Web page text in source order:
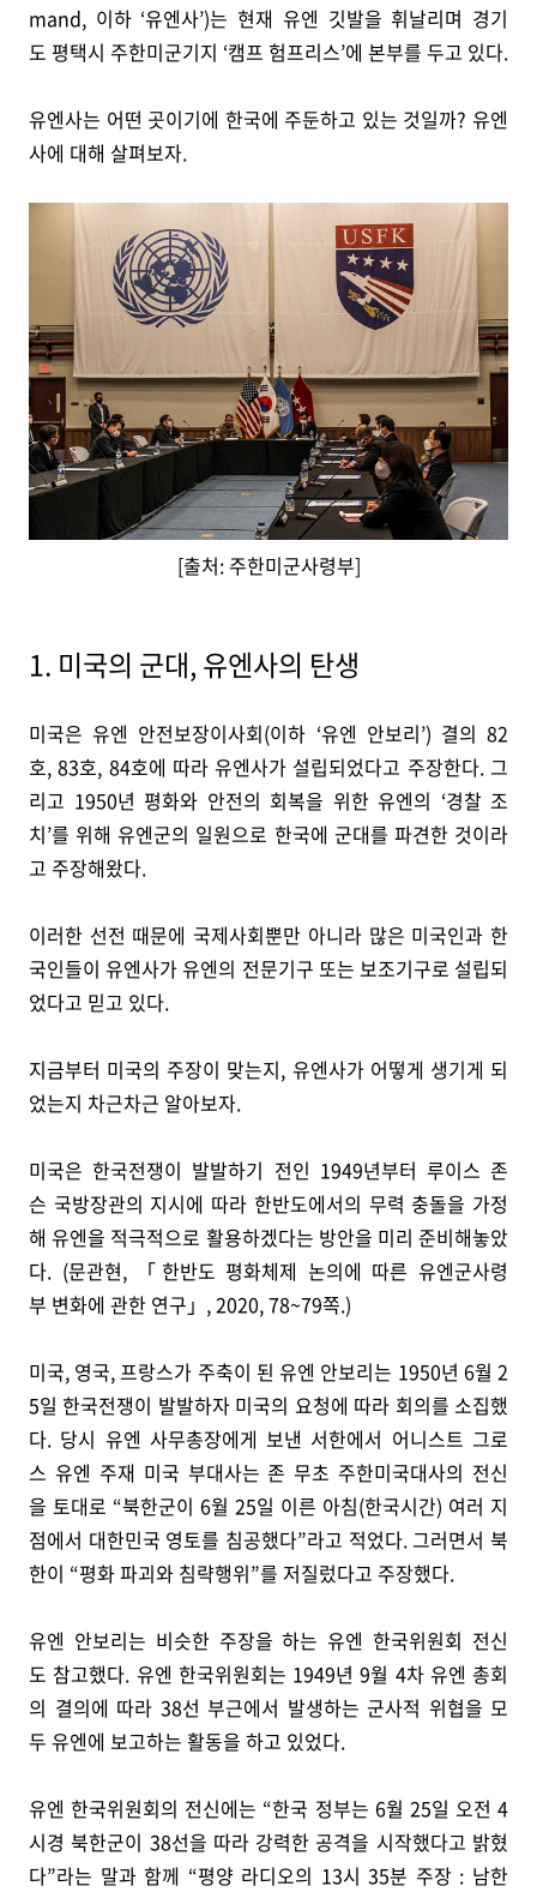
mand, 이하 ‘유엔사’)는 현재 유엔 깃발을 휘날리며 경기
도 평택시 주한미군기지 ‘캠프 험프리스’에 본부를 두고 있다.
유엔사는 어떤 곳이기에 한국에 주둔하고 있는 것일까? 유엔
사에 대해 살펴보자.
[출처: 주한미군사령부]
1. 미국의 군대, 유엔사의 탄생
미국은 유엔 안전보장이사회(이하 ‘유엔 안보리’) 결의 82
호, 83호, 84호에 따라 유엔사가 설립되었다고 주장한다. 그
리고 1950년 평화와 안전의 회복을 위한 유엔의 ‘경찰 조
치’를 위해 유엔군의 일원으로 한국에 군대를 파견한 것이라
고 주장해왔다.
이러한 선전 때문에 국제사회뿐만 아니라 많은 미국인과 한
국인들이 유엔사가 유엔의 전문기구 또는 보조기구로 설립되
었다고 믿고 있다.
지금부터 미국의 주장이 맞는지, 유엔사가 어떻게 생기게 되
었는지 차근차근 알아보자.
미국은 한국전쟁이 발발하기 전인 1949년부터 루이스 존
슨 국방장관의 지시에 따라 한반도에서의 무력 충돌을 가정
해 유엔을 적극적으로 활용하겠다는 방안을 미리 준비해놓았
다. (문관현, 「한반도 평화체제 논의에 따른 유엔군사령
부 변화에 관한 연구」, 2020, 78~79쪽.)
미국, 영국, 프랑스가 주축이 된 유엔 안보리는 1950년 6월 2
5일 한국전쟁이 발발하자 미국의 요청에 따라 회의를 소집했
다. 당시 유엔 사무총장에게 보낸 서한에서 어니스트 그로
스 유엔 주재 미국 부대사는 존 무초 주한미국대사의 전신
을 토대로 “북한군이 6월 25일 이른 아침(한국시간) 여러 지
점에서 대한민국 영토를 침공했다”라고 적었다. 그러면서 북
한이 “평화 파괴와 침략행위”를 저질렀다고 주장했다.
유엔 안보리는 비슷한 주장을 하는 유엔 한국위원회 전신
도 참고했다. 유엔 한국위원회는 1949년 9월 4차 유엔 총회
의 결의에 따라 38선 부근에서 발생하는 군사적 위협을 모
두 유엔에 보고하는 활동을 하고 있었다.
유엔 한국위원회의 전신에는 “한국 정부는 6월 25일 오전 4
시경 북한군이 38선을 따라 강력한 공격을 시작했다고 밝혔
다”라는 말과 함께 “평양 라디오의 13시 35분 주장 : 남한